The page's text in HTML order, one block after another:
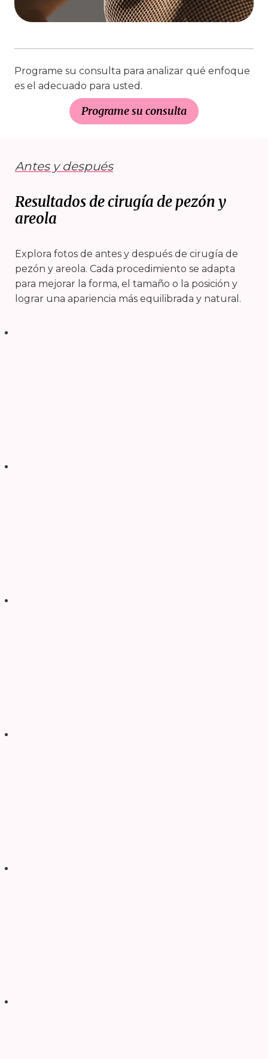
Programe su consulta para analizar qué enfoque
es el adecuado para usted.
Programe su consulta
Antes y después
Resultados de cirugía de pezón y
areola
Explora fotos de antes y después de cirugía de
pezón y areola. Cada procedimiento se adapta
para mejorar la forma, el tamaño o la posición y
lograr una apariencia más equilibrada y natural.